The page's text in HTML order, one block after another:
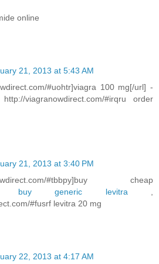
online
21, 2013 at 5:43 AM
#uohtr]viagra 100 mg[/url] -
viagranowdirect.com/#irqru order
21, 2013 at 3:40 PM
#tbbpy]buy cheap
- buy generic levitra
#fusrf levitra 20 mg
22, 2013 at 4:17 AM